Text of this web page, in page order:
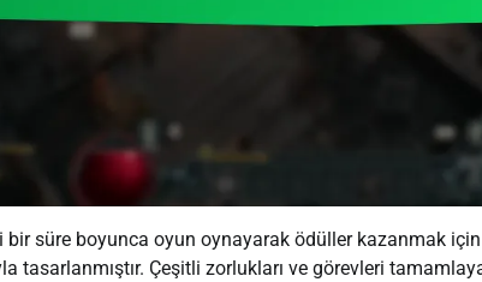
bir süre boyunca oyun oynayarak ödüller kazanmak
tasarlanmıştır. Çeşitli zorlukları ve görevleri